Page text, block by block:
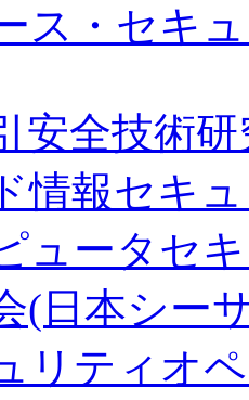
ス・セキ
安全技術
情報セキ
ュータセ
(日本シー
リティオ